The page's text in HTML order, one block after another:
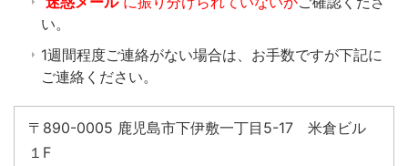
い。
1週間程度ご連絡がない場合は、お手数ですが下記に
ご連絡ください。
〒890-0005 鹿児島市下伊敷一丁目5-17 米倉ビル
１F